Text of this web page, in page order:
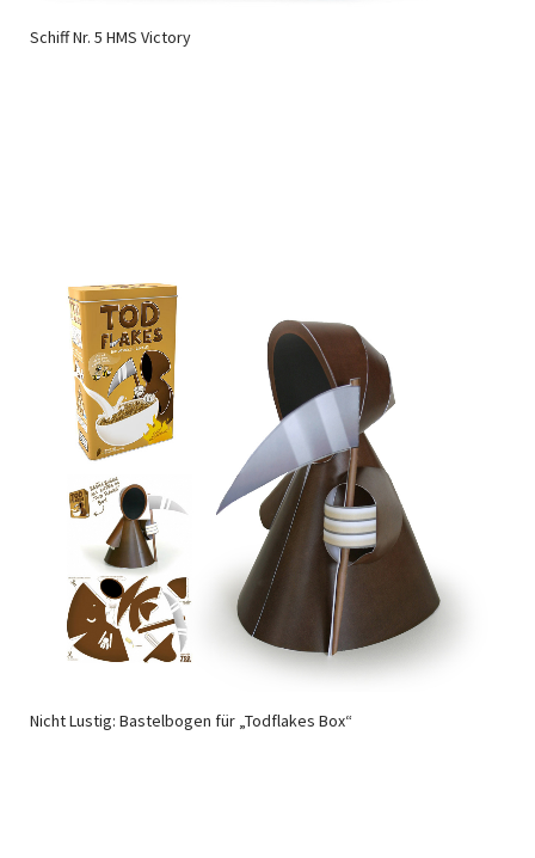
Schiff Nr. 5 HMS Victory
Nicht Lustig: Bastelbogen für „Todflakes Box“